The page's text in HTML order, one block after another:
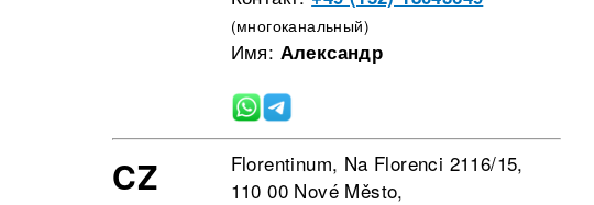
(многоканальный)
Имя: Александр
CZ
Florentinum, Na Florenci 2116/15,
110 00 Nové Město,